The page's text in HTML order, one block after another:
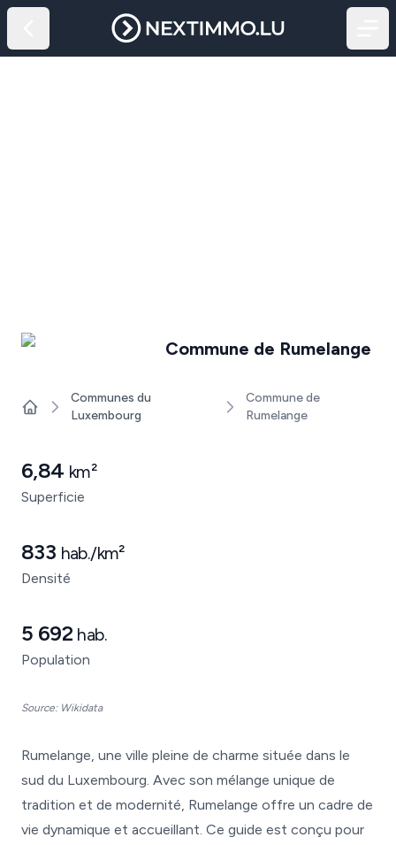
Commune de Rumelange
Communes du
Luxembourg
Commune de
Rumelange
Superficie
6,84 km²
Densité
833 hab./km²
Population
5 692 hab.
Source: Wikidata
Rumelange, une ville pleine de charme située dans le
sud du Luxembourg. Avec son mélange unique de
tradition et de modernité, Rumelange offre un cadre de
vie dynamique et accueillant. Ce guide est conçu pour